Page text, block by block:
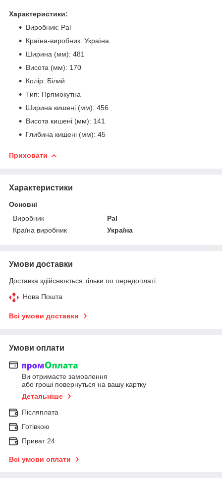
Характеристики:
Виробник: Pal
Країна-виробник: Україна
Ширина (мм): 481
Висота (мм): 170
Колір: Білий
Тип: Прямокутна
Ширина кишені (мм): 456
Висота кишені (мм): 141
Глибина кишені (мм): 45
Приховати
Характеристики
Основні
Виробник
Pal
Країна виробник
Україна
Умови доставки
Доставка здійснюється тільки по передоплаті.
Нова Пошта
Всі умови доставки
Умови оплати
Ви отримаєте замовлення
або гроші повернуться на вашу картку
Детальніше
Післяплата
Готівкою
Приват 24
Всі умови оплати